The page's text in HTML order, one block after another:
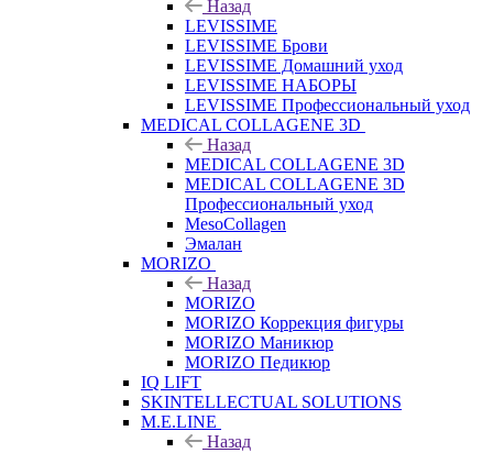
Назад
LEVISSIME
LEVISSIME Брови
LEVISSIME Домашний уход
LEVISSIME НАБОРЫ
LEVISSIME Профессиональный уход
MEDICAL COLLAGENE 3D
Назад
MEDICAL COLLAGENE 3D
MEDICAL COLLAGENE 3D
Профессиональный уход
MesoCollagen
Эмалан
MORIZO
Назад
MORIZO
MORIZO Коррекция фигуры
MORIZO Маникюр
MORIZO Педикюр
IQ LIFT
SKINTELLECTUAL SOLUTIONS
M.E.LINE
Назад